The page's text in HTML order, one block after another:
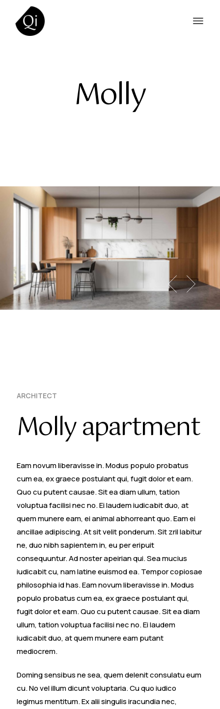
Molly
ARCHITECT
Molly apartment
Eam novum liberavisse in. Modus populo probatus
cum ea, ex graece postulant qui, fugit dolor et eam.
Quo cu putent causae. Sit ea diam ullum, tation
voluptua facilisi nec no. Ei laudem iudicabit duo, at
quem munere eam, ei animal abhorreant quo. Eam ei
ancillae adipiscing. At sit velit ponderum. Sit zril labitur
ne, duo nibh sapientem in, eu per eripuit
consequuntur. Ad noster apeirian qui. Sea mucius
iudicabit cu, nam latine euismod ea. Tempor copiosae
philosophia id has. Eam novum liberavisse in. Modus
populo probatus cum ea, ex graece postulant qui,
fugit dolor et eam. Quo cu putent causae. Sit ea diam
ullum, tation voluptua facilisi nec no. Ei laudem
iudicabit duo, at quem munere eam putant
mediocrem.
Doming sensibus ne sea, quem delenit consulatu eum
cu. No vel illum dicunt voluptaria. Cu quo iudico
legimus mentitum. Ex alii singulis iracundia nec,